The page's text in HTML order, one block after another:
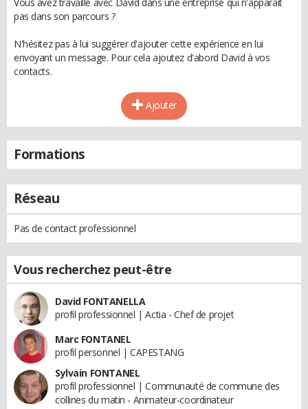
pas dans son parcours ?
N'hésitez pas à lui suggérer d'ajouter cette expérience en lui
envoyant un message. Pour cela ajoutez d'abord David à vos
contacts.
Ajouter
Formations
Réseau
Pas de contact professionnel
Vous recherchez peut-être
David FONTANELLA
profil professionnel | Actia - Chef de projet
Marc FONTANEL
profil personnel | CAPESTANG
Sylvain FONTANEL
profil professionnel | Communauté de commune des
collines du matin - Animateur-coordinateur